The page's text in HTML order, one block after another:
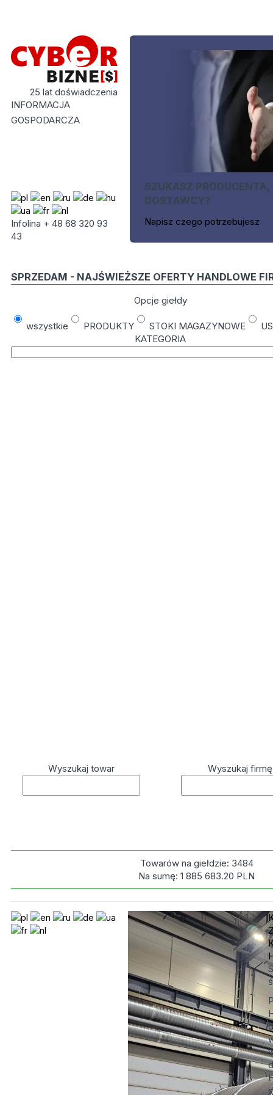
25 lat doświadczenia
INFORMACJA
GOSPODARCZA
Infolina + 48 68 320 93
43
SZUKASZ PRODUCENTA,
DOSTAWCY?
Napisz czego potrzebujesz
SPRZEDAM - NAJŚWIEŻSZE OFERTY HANDLOWE
Opcje giełdy
wszystkie PRODUKTY STOKI MAGAZYNOWE
KATEGORIA
Wyszukaj towar Wyszukaj firmę
Towarów na giełdzie: 3484
Na sumę:1 885 683.20 PLN